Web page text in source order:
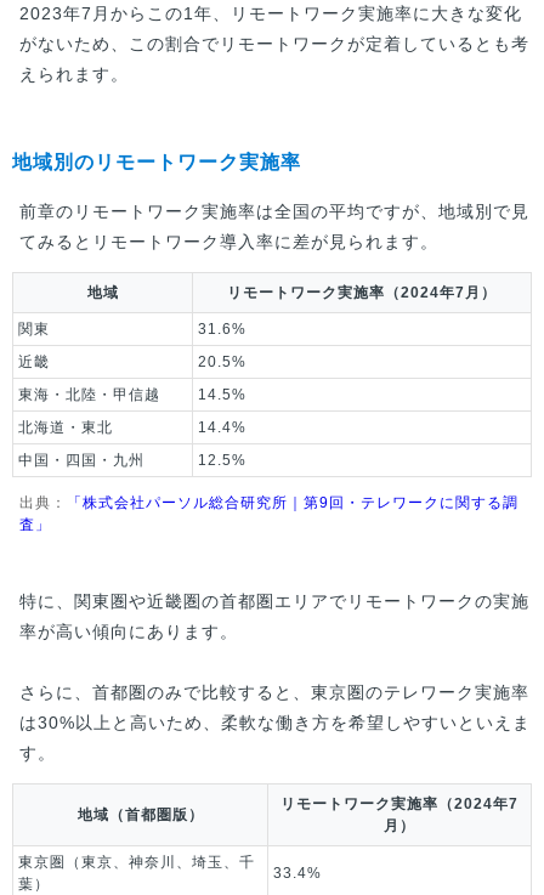
2023年7月からこの1年、リモートワーク実施率に大きな変化
がないため、この割合でリモートワークが定着しているとも考
えられます。
地域別のリモートワーク実施率
前章のリモートワーク実施率は全国の平均ですが、地域別で見
てみるとリモートワーク導入率に差が見られます。
地域 リモートワーク実施率（2024年7月）
関東
31.6%
近畿
20.5%
東海・北陸・甲信越
14.5%
北海道・東北
14.4%
中国・四国・九州
12.5%
出典：
「株式会社パーソル総合研究所｜第9回・テレワークに関する調
査」
特に、関東圏や近畿圏の首都圏エリアでリモートワークの実施
率が高い傾向にあります。
さらに、首都圏のみで比較すると、東京圏のテレワーク実施率
は30%以上と高いため、柔軟な働き方を希望しやすいといえま
す。
地域（首都圏版）
リモートワーク実施率（2024年7
月）
東京圏（東京、神奈川、埼玉、千
葉）
33.4%